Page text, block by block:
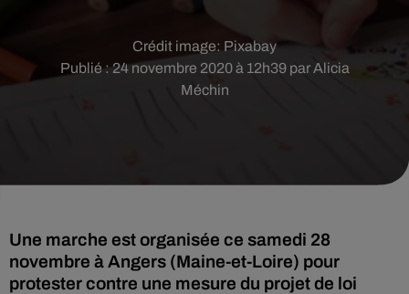
Publié : 24 novembre 2020 à 12h39 par Alicia
Méchin
Crédit image: Pixabay
Une marche est organisée ce samedi 28
novembre à Angers (Maine-et-Loire) pour
protester contre une mesure du projet de loi